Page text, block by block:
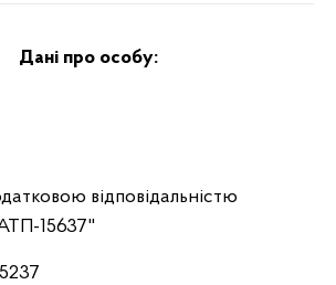
Дані про особу:
відповідальністю
15637"
5237